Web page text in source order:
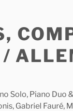
Solo, Piano Duo
Gabriel Fauré,